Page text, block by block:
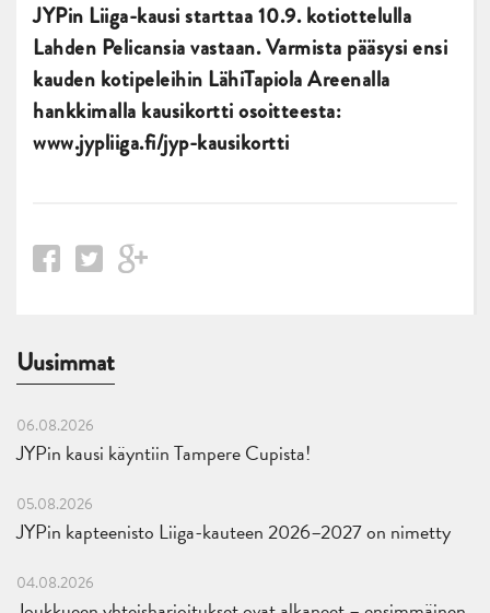
JYPin Liiga-kausi starttaa 10.9. kotiottelulla
Lahden Pelicansia vastaan. Varmista pääsysi ensi
kauden kotipeleihin LähiTapiola Areenalla
hankkimalla kausikortti osoitteesta:
www.jypliiga.fi/jyp-kausikortti
Uusimmat
06.08.2026
JYPin kausi käyntiin Tampere Cupista!
05.08.2026
JYPin kapteenisto Liiga-kauteen 2026–2027 on nimetty
04.08.2026